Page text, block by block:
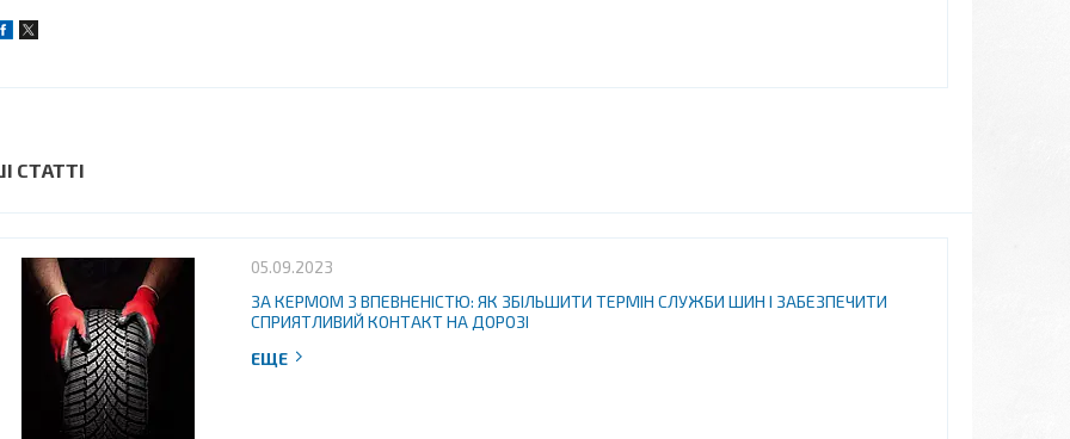
СТАТТІ
05.09.2023
ЗА КЕРМОМ З ВПЕВНЕНІСТЮ: ЯК ЗБІЛЬШИТИ ТЕРМІН СЛУЖБИ ШИН І ЗАБЕЗПЕЧИТИ
СПРИЯТЛИВИЙ КОНТАКТ НА ДОРОЗІ